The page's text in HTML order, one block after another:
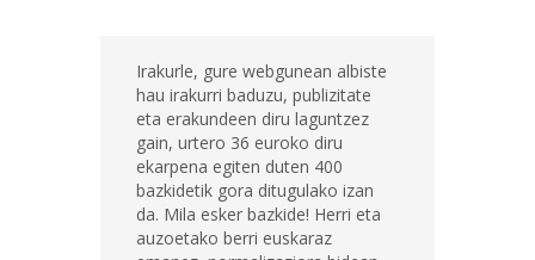
Irakurle, gure webgunean albiste
hau irakurri baduzu, publizitate
eta erakundeen diru laguntzez
gain, urtero 36 euroko diru
ekarpena egiten duten 400
bazkidetik gora ditugulako izan
da. Mila esker bazkide! Herri eta
auzoetako berri euskaraz